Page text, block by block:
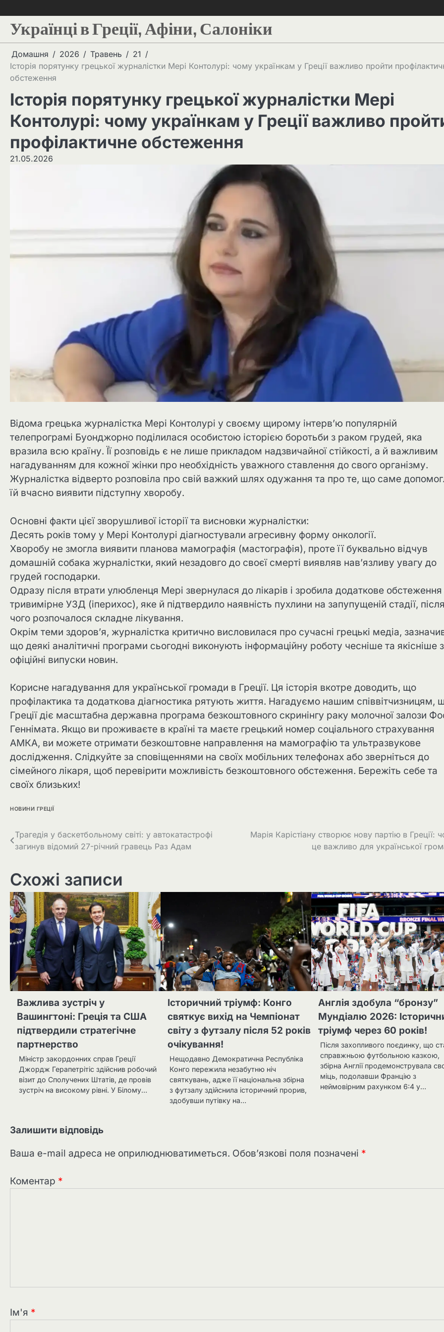
Українці в Греції, Афіни, Салоніки
Домашня 2026 Травень
21
Історія порятунку грецької журналістки Мері Контолурі: чому українкам у Греції важливо пройти
обстеження
Історія порятунку грецької журналістки Мері
Контолурі: чому українкам у Греції важливо
профілактичне обстеження
21.05.2026
Відома грецька журналістка Мері Контолурі у своєму щирому інтерв’ю популярній
телепрограмі Буонджорно поділилася особистою історією боротьби з раком грудей, яка
вразила всю країну. Її розповідь є не лише прикладом надзвичайної стійкості, а й важливим
нагадуванням для кожної жінки про необхідність уважного ставлення до свого організму.
Журналістка відверто розповіла про свій важкий шлях одужання та про те, що саме
їй вчасно виявити підступну хворобу.
Основні факти цієї зворушливої історії та висновки журналістки:
Десять років тому у Мері Контолурі діагностували агресивну форму онкології.
Хворобу не змогла виявити планова мамографія (мастографія), проте її буквально відчув
домашній собака журналістки, який незадовго до своєї смерті виявляв нав’язливу увагу до
грудей господарки.
Одразу після втрати улюбленця Мері звернулася до лікарів і зробила додаткове
тривимірне УЗД (іперихос), яке й підтвердило наявність пухлини на запупущеній стадії, після
чого розпочалося складне лікування.
Окрім теми здоров’я, журналістка критично висловилася про сучасні грецькі медіа,
що деякі аналітичні програми сьогодні виконують інформаційну роботу чесніше та якісніше
офіційні випуски новин.
Корисне нагадування для української громади в Греції. Ця історія вкотре доводить, що
профілактика та додаткова діагностика рятують життя. Нагадуємо нашим співвітчизницям,
Греції діє масштабна державна програма безкоштовного скринінгу раку молочної залози
Геннімата. Якщо ви проживаєте в країні та маєте грецький номер соціального страхування
АМКА, ви можете отримати безкоштовне направлення на мамографію та ультразвукове
дослідження. Слідкуйте за сповіщеннями на своїх мобільних телефонах або зверніться до
сімейного лікаря, щоб перевірити можливість безкоштовного обстеження. Бережіть себе та
своїх близьких!
НОВИНИ ГРЕЦІЇ
Трагедія у баскетбольному світі: у автокатастрофі
загинув відомий 27-річний гравець Раз Адам
Марія Карістіану створює нову партію в Греції:
це важливо для української
Схожі записи
Важлива зустріч у
Вашингтоні: Греція та США
підтвердили стратегічне
партнерство
Міністр закордонних справ Греції
Джордж Герапетрітіс здійснив робочий
візит до Сполучених Штатів, де провів
зустріч на високому рівні. У Білому…
Історичний тріумф: Конго
святкує вихід на Чемпіонат
світу з футзалу після 52 років
очікування!
Нещодавно Демократична Республіка
Конго пережила незабутню ніч
святкувань, адже її національна збірна
з футзалу здійснила історичний прорив,
здобувши путівку на…
Англія здобула “бронзу”
Мундіалю 2026:
тріумф через 60 років!
Після захопливого поєдинку, що
справжньою футбольною казкою,
збірна Англії продемонструвала
міць, подолавши Францію з
неймовірним рахунком 6:4 у…
Залишити відповідь
Ваша e-mail адреса не оприлюднюватиметься. Обов’язкові поля позначені *
Коментар *
Ім'я *